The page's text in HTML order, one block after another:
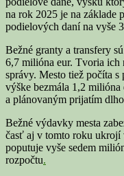
na rok 2025 je na základe
podielových daní na vyše
Bežné granty a transfery
6,7 milióna eur. Tvoria ich
správy. Mesto tiež počíta
výške bezmála 1,2
a plánovaným prijatím
Bežné výdavky mesta
časť aj v tomto roku ukrojí
poputuje vyše sedem
rozpočtu.